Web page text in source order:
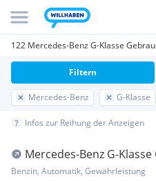
122 Mercedes-Benz G-Klasse
Mercedes-Benz G-Klasse
Filtern
Infos zur Reihung der Anzeigen
Mercedes-Benz G-Klasse
Benzin, Automatik, Gewährleistung